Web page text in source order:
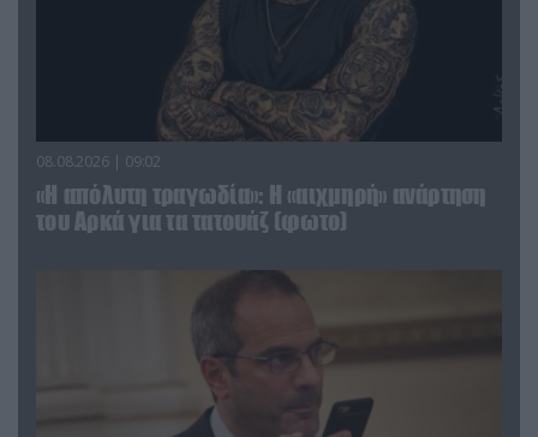
08.08.2026 | 09:02
«Η απόλυτη τραγωδία»: Η «αιχμηρή» ανάρτηση
του Αρκά για τα τατουάζ (φωτο)